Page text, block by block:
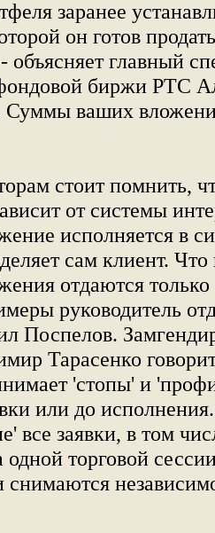
заранее
он готов
объясняет главный
биржи РТС
ваших
стоит помнить,
от системы
исполняется в
сам клиент. Что
отдаются
руководитель
Поспелов.
Тарасенко
'стопы' и
или до
все заявки, в том
торговой
снимаются